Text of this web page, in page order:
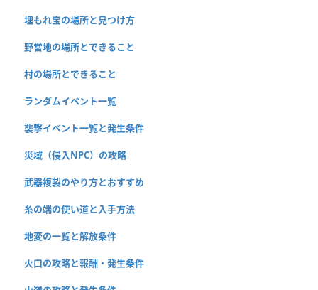
埋もれ宝の場所と見つけ方
野営地の場所とできること
村の場所とできること
ランダムイベント一覧
襲撃イベント一覧と発生条件
災域（侵入NPC）の攻略
武器複製のやり方とおすすめ
糸の端の使い道と入手方法
地変の一覧と解放条件
火口の攻略と報酬・発生条件